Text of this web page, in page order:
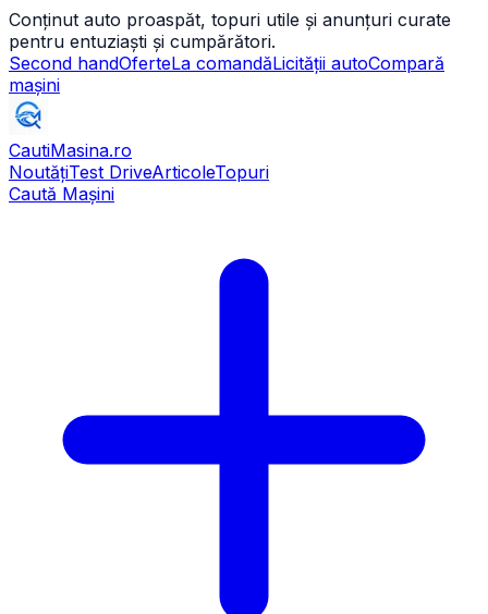
Conținut auto proaspăt, topuri utile și anunțuri curate
pentru entuziaști și cumpărători.
Second handOferteLa comandăLicității autoCompară
mașini
CautiMasina.ro
NoutățiTest DriveArticoleTopuri
Caută Mașini